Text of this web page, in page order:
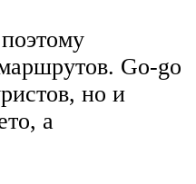
Go-go
но и
а